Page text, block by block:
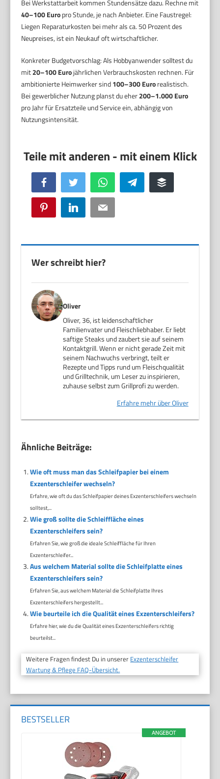
Bei Werkstattarbeit kommen Stundensätze dazu. Rechne mit
40–100 Europro Stunde, je nach Anbieter. Eine Faustregel:
Liegen Reparaturkosten bei mehr als ca. 50 Prozent des
Neupreises, ist ein Neukauf oft wirtschaftlicher.
Konkreter Budgetvorschlag: Als Hobbyanwender solltest du
mit20–100 Eurojährlichen Verbrauchskosten rechnen. Für
ambitionierte Heimwerker sind100–300 Eurorealistisch.
Bei gewerblicher Nutzung planst du eher200–1.000 Euro
pro Jahr für Ersatzteile und Service ein, abhängig von
Nutzungsintensität.
Facebook Twitter WhatsApp Telegram Buffer
Pinterest LinkedIn Email
Wer schreibt hier?
Oliver
Oliver, 36, ist leidenschaftlicher
Familienvater und Fleischliebhaber. Er liebt
saftige Steaks und zaubert sie auf seinem
Kontaktgrill. Wenn er nicht gerade Zeit mit
seinem Nachwuchs verbringt, teilt er
Rezepte und Tipps rund um Fleischqualität
und Grilltechnik, um Leser zu inspirieren,
zuhause selbst zum Grillprofi zu werden.
Erfahre mehr über Oliver
Ähnliche Beiträge:
Wie oft muss man das Schleifpapier bei einem
Exzenterschleifer wechseln?
Erfahre, wie oft du das Schleifpapier deines Exzenterschleifers wechseln
solltest,...
Wie groß sollte die Schleiffläche eines
Exzenterschleifers sein?
Erfahren Sie, wie groß die ideale Schleiffläche für Ihren
Exzenterschleifer...
Aus welchem Material sollte die Schleifplatte eines
Exzenterschleifers sein?
Erfahren Sie, aus welchem Material die Schleifplatte Ihres
Exzenterschleifers hergestellt...
Wie beurteile ich die Qualität eines Exzenterschleifers?
Erfahre hier, wie du die Qualität eines Exzenterschleifers richtig
beurteilst...
Weitere Fragen findest Du in unserer Exzenterschleifer
Wartung & Pflege FAQ-Übersicht.
BESTSELLER
ANGEBOT